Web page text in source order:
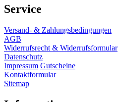
Service
Versand- & Zahlungsbedingungen
AGB
Widerrufsrecht & Widerrufsformular
Datenschutz
Impressum Gutscheine
Kontaktformular
Sitemap